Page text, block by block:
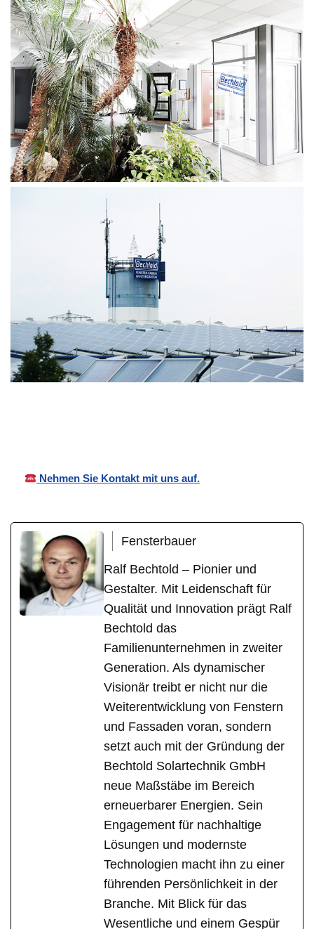
Nehmen Sie Kontakt mit uns auf.
Fensterbauer
Ralf Bechtold – Pionier und
Gestalter. Mit Leidenschaft für
Qualität und Innovation prägt Ralf
Bechtold das
Familienunternehmen in zweiter
Generation. Als dynamischer
Visionär treibt er nicht nur die
Weiterentwicklung von Fenstern
und Fassaden voran, sondern
setzt auch mit der Gründung der
Bechtold Solartechnik GmbH
neue Maßstäbe im Bereich
erneuerbarer Energien. Sein
Engagement für nachhaltige
Lösungen und modernste
Technologien macht ihn zu einer
führenden Persönlichkeit in der
Branche. Mit Blick für das
Wesentliche und einem Gespür